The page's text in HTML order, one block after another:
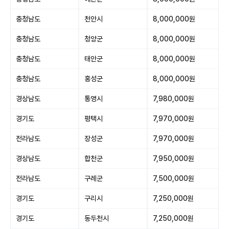
충청남도 천안시 8,000,000원
충청남도 청양군 8,000,000원
충청남도 태안군 8,000,000원
충청남도 홍성군 8,000,000원
경상남도 통영시 7,980,000원
경기도 평택시 7,970,000원
전라남도 장성군 7,970,000원
경상남도 합천군 7,950,000원
전라남도 구례군 7,500,000원
경기도 구리시 7,250,000원
경기도 동두천시 7,250,000원